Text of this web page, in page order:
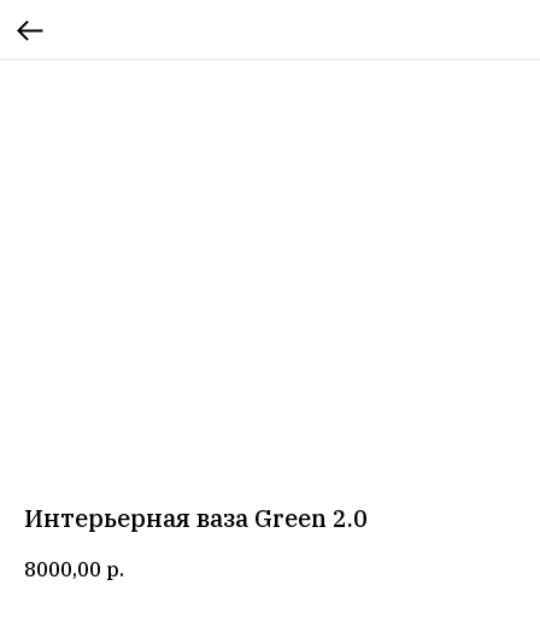
Интерьерная ваза Green 2.0
8000,00 р.